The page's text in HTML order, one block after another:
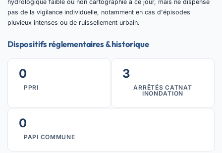
hydrologique faible ou non cartographié à ce jour, mais ne dispense
pas de la vigilance individuelle, notamment en cas d'épisodes
pluvieux intenses ou de ruissellement urbain.
Dispositifs réglementaires & historique
0
PPRI
3
ARRÊTÉS CATNAT
INONDATION
0
PAPI COMMUNE